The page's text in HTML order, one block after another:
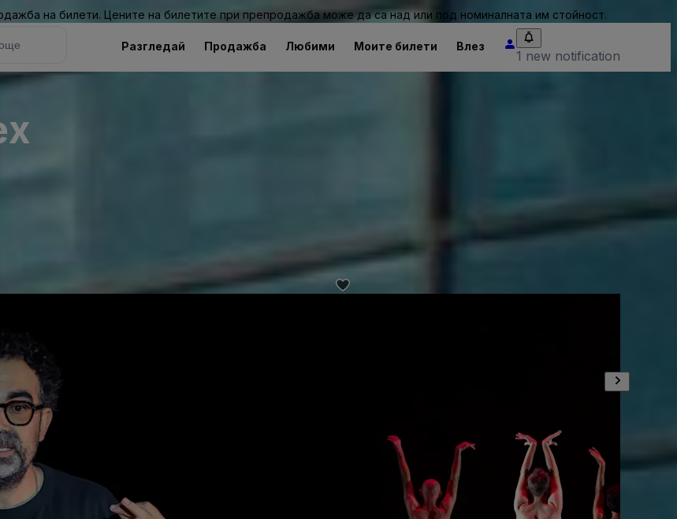
на билети. Цените на билетите при препродажба може да са над или под номиналната им стойност.
Разгледай Продажба Любими Моите билети Влез
1 new notification